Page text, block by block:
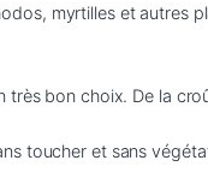
myrtilles et autres
bon choix. De la
toucher et sans